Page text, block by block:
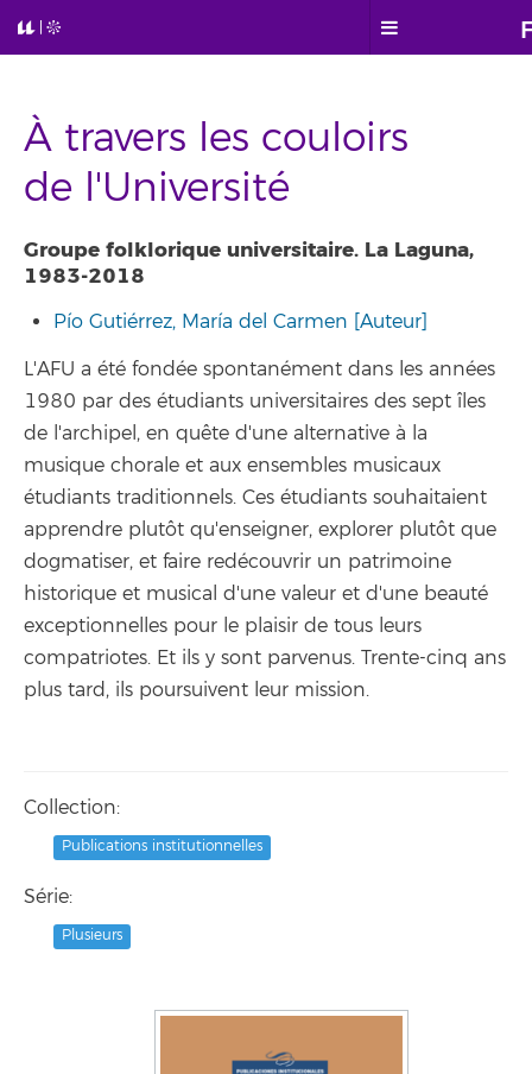
À travers les couloirs
de l'Université
Groupe folklorique universitaire. La Laguna,
1983-2018
Pío Gutiérrez, María del Carmen [Auteur]
L'AFU a été fondée spontanément dans les années
1980 par des étudiants universitaires des sept îles
de l'archipel, en quête d'une alternative à la
musique chorale et aux ensembles musicaux
étudiants traditionnels. Ces étudiants souhaitaient
apprendre plutôt qu'enseigner, explorer plutôt que
dogmatiser, et faire redécouvrir un patrimoine
historique et musical d'une valeur et d'une beauté
exceptionnelles pour le plaisir de tous leurs
compatriotes. Et ils y sont parvenus. Trente-cinq ans
plus tard, ils poursuivent leur mission.
Collection:
Publications institutionnelles
Série:
Plusieurs